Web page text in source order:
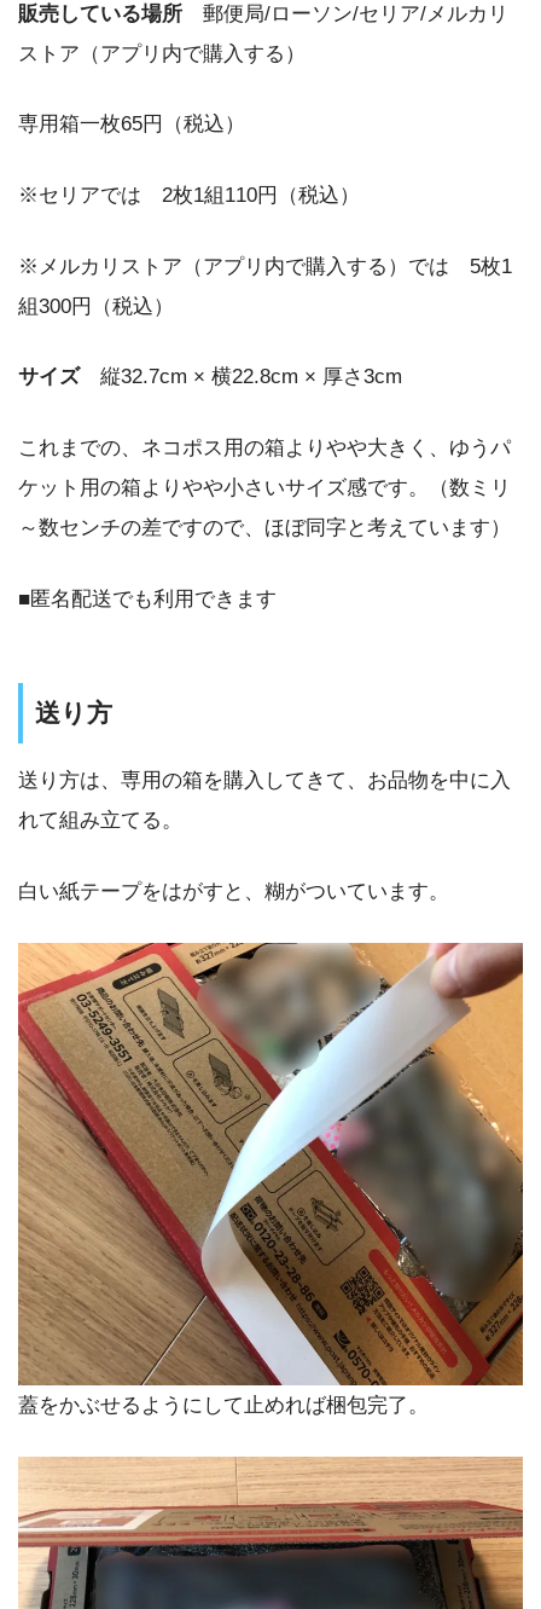
販売している場所 郵便局/ローソン/セリア/メルカリ
ストア（アプリ内で購入する）
専用箱一枚65円（税込）
※セリアでは 2枚1組110円（税込）
※メルカリストア（アプリ内で購入する）では 5枚1
組300円（税込）
サイズ縦32.7cm × 横22.8cm × 厚さ3cm
これまでの、ネコポス用の箱よりやや大きく、ゆうパ
ケット用の箱よりやや小さいサイズ感です。（数ミリ
～数センチの差ですので、ほぼ同字と考えています）
■匿名配送でも利用できます
送り方
送り方は、専用の箱を購入してきて、お品物を中に入
れて組み立てる。
白い紙テープをはがすと、糊がついています。
蓋をかぶせるようにして止めれば梱包完了。